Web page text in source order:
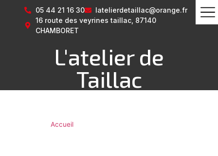
05 44 21 16 30
latelierdetaillac@orange.fr
16 route des veyrines taillac, 87140
CHAMBORET
L'atelier de
Taillac
Accueil